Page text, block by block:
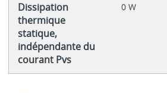
Dissipation
thermique
statique,
indépendante du
courant Pvs
0 W